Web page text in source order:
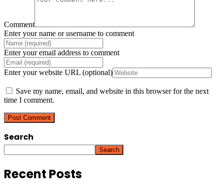
Comment
Enter your name or username to comment
Enter your email address to comment
Enter your website URL (optional)
Save my name, email, and website in this browser for the next
time I comment.
Search
Search
Recent Posts